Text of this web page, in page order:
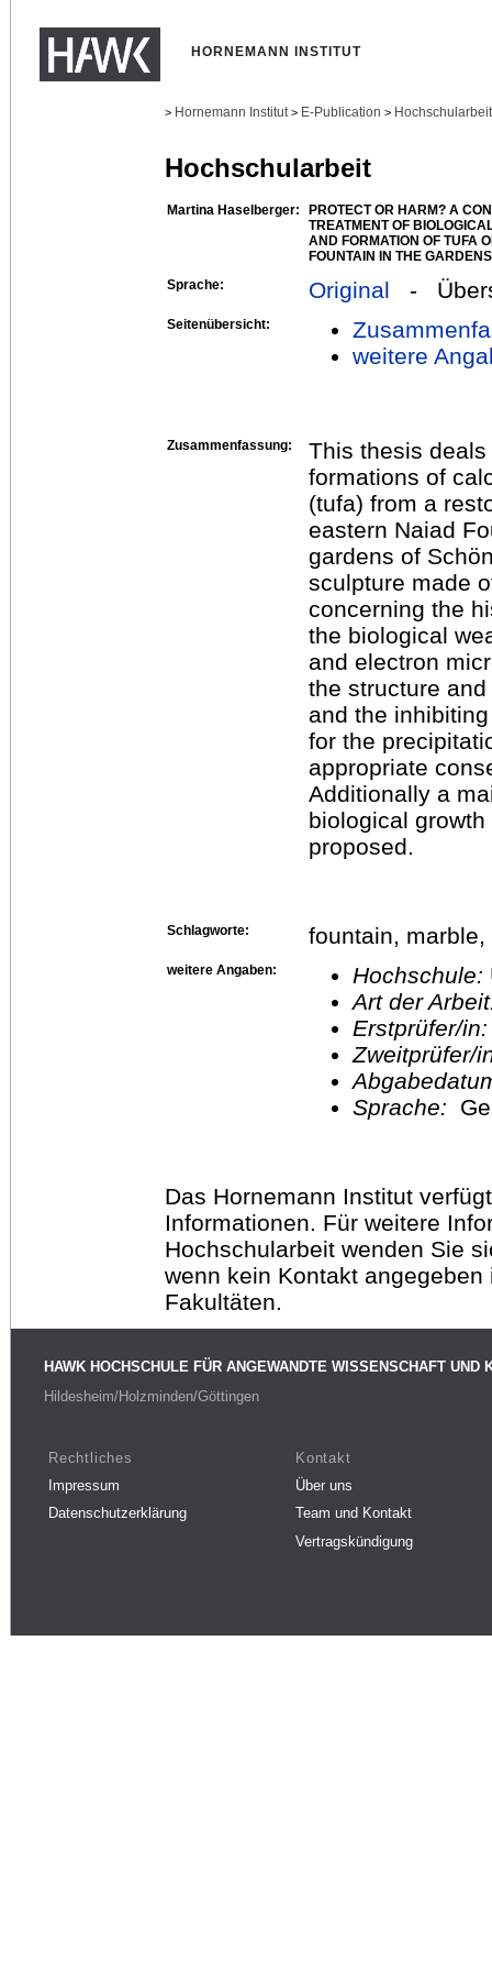
HORNEMANN INSTITUT
> Hornemann Institut > E-Publication >
Hochschularbeit
Martina Haselberger:
PROTECT OR HARM? A
TREATMENT OF
AND FORMATION OF TUFA
FOUNTAIN IN THE
Sprache:
Original -
Seitenübersicht:
weitere
Zusammenfassung:
This thesis
formations of
(tufa) from a
eastern Naiad
gardens of
sculpture made
concerning the
the biological
and electron
the structure
and the
for the
appropriate
Additionally a
biological
proposed.
Schlagworte: fountain,
weitere Angaben: Hochschule:
Art der
Erstprüfer/
Sprache:
Das Hornemann Institut
Informationen. Für weitere
Hochschularbeit wenden Sie
wenn kein Kontakt
Fakultäten.
HAWK HOCHSCHULE FÜR ANGEWANDTE WISSENSCHAFT UND
Hildesheim/Holzminden/Göttingen
Rechtliches
Impressum
Datenschutzerklärung
Kontakt
Über uns
Team und Kontakt
Vertragskündigung